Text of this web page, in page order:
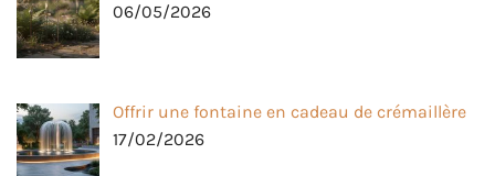
06/05/2026
Offrir une fontaine en cadeau de crémaillère
17/02/2026